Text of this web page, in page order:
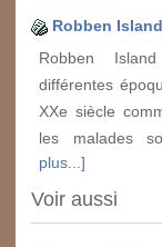
Robben Island
Robben
différentes
XXe siècle
les malades
plus...]
Voir aussi